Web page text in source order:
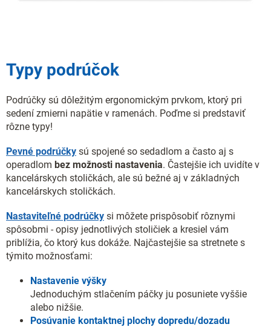
Typy podrúčok
Podrúčky sú dôležitým ergonomickým prvkom, ktorý pri
sedení zmierni napätie v ramenách. Poďme si predstaviť
rôzne typy!
Pevné podrúčky sú spojené so sedadlom a často aj s
operadlom bez možnosti nastavenia. Častejšie ich uvidíte v
kancelárskych stoličkách, ale sú bežné aj v základných
kancelárskych stoličkách.
Nastaviteľné podrúčky si môžete prispôsobiť rôznymi
spôsobmi - opisy jednotlivých stoličiek a kresiel vám
priblížia, čo ktorý kus dokáže. Najčastejšie sa stretnete s
týmito možnosťami:
Nastavenie výšky
Jednoduchým stlačením páčky ju posuniete vyššie
alebo nižšie.
Posúvanie kontaktnej plochy dopredu/dozadu